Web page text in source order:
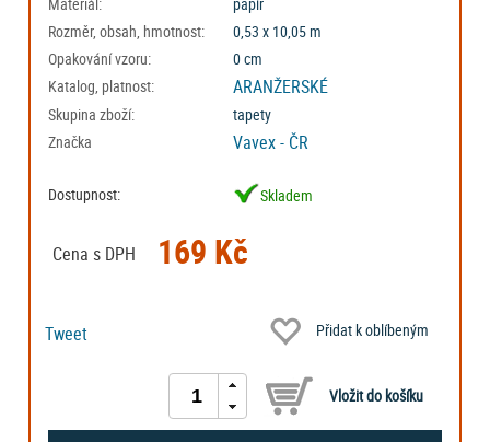
Materiál:
papír
Rozměr, obsah, hmotnost:
0,53 x 10,05 m
Opakování vzoru:
0 cm
Katalog, platnost:
ARANŽERSKÉ
Skupina zboží:
tapety
Značka
Vavex - ČR
Dostupnost: Skladem
Cena s DPH 169 Kč
Tweet Přidat k oblíbeným